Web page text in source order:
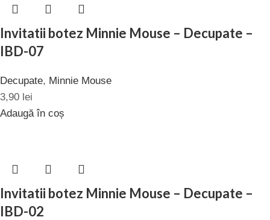
Invitatii botez Minnie Mouse – Decupate –
IBD-07
Decupate, Minnie Mouse
3,90 lei
Adaugă în coș
Invitatii botez Minnie Mouse – Decupate –
IBD-02